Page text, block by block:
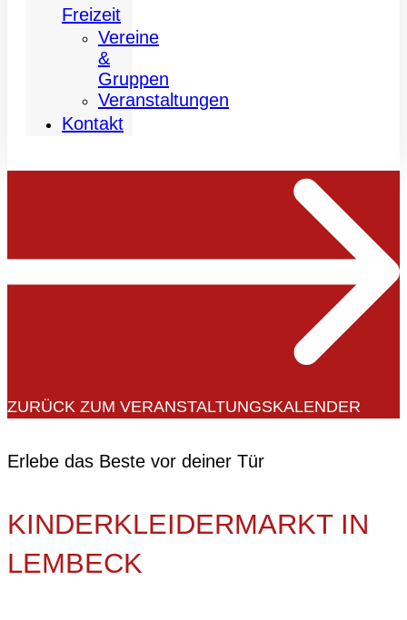
Freizeit
Vereine
&
Gruppen
Veranstaltungen
Kontakt
ZURÜCK ZUM VERANSTALTUNGSKALENDER
Erlebe das Beste vor deiner Tür
KINDERKLEIDERMARKT IN
LEMBECK